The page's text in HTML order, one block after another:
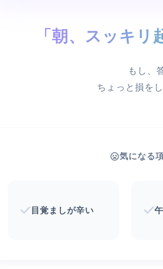
「朝、スッキリ
もし、
ちょっと損を
気になる
目覚ましが辛い